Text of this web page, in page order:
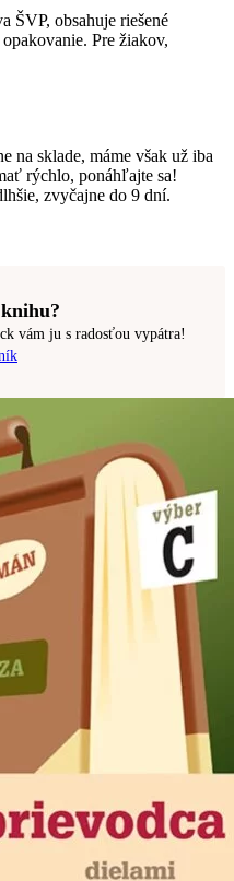
ŠVP, obsahuje riešené
Pre žiakov,
na sklade, máme však už iba
rýchlo, ponáhľajte sa!
zvyčajne do 9 dní.
vám ju s radosťou vypátra!